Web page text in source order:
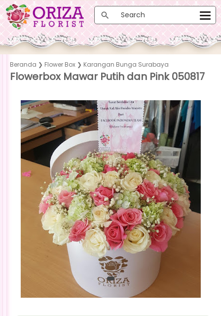
Beranda ❯ Flower Box ❯ Karangan Bunga Surabaya
Flowerbox Mawar Putih dan Pink 050817